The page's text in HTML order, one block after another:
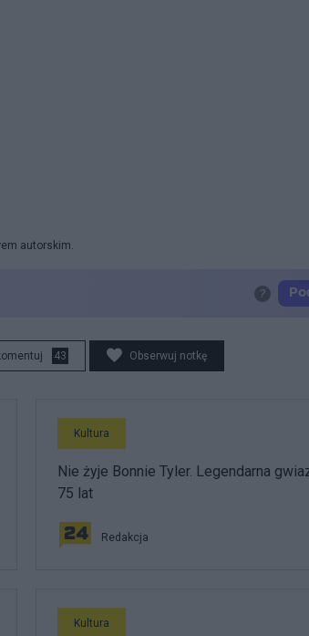
autorskim.
43 Obserwuj notkę
Kultura
Nie żyje Bonnie Tyler. Legendarna
75 lat
Redakcja
Kultura